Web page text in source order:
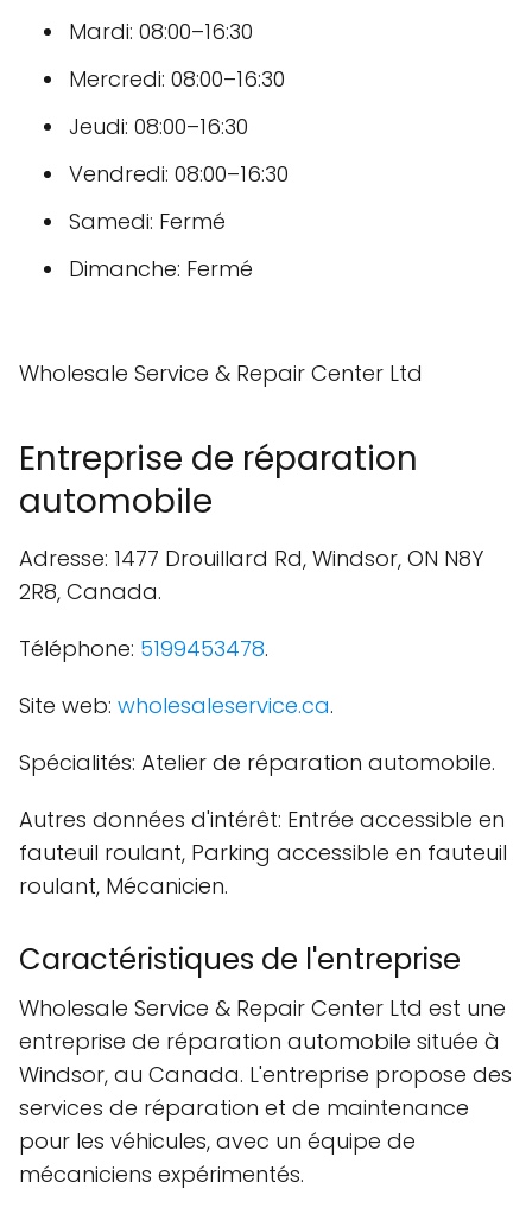
Mardi: 08:00–16:30
Mercredi: 08:00–16:30
Jeudi: 08:00–16:30
Vendredi: 08:00–16:30
Samedi: Fermé
Dimanche: Fermé
Wholesale Service & Repair Center Ltd
Entreprise de réparation
automobile
Adresse: 1477 Drouillard Rd, Windsor, ON N8Y
2R8, Canada.
Téléphone: 5199453478.
Site web: wholesaleservice.ca.
Spécialités: Atelier de réparation automobile.
Autres données d'intérêt: Entrée accessible en
fauteuil roulant, Parking accessible en fauteuil
roulant, Mécanicien.
Caractéristiques de l'entreprise
Wholesale Service & Repair Center Ltd est une
entreprise de réparation automobile située à
Windsor, au Canada. L'entreprise propose des
services de réparation et de maintenance
pour les véhicules, avec un équipe de
mécaniciens expérimentés.